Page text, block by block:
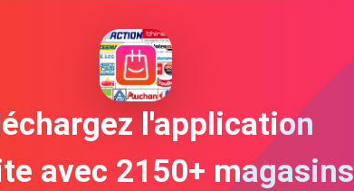
l'application
avec 2150+ magasins